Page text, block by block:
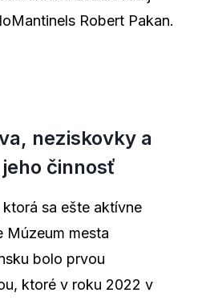
Robert Pakan.
neziskovky a
činnosť
sa ešte aktívne
Múzeum mesta
bolo prvou
ktoré v roku 2022 v